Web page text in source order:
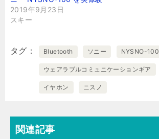
2019年9月23日
スキー
タグ Bluetooth ソニー NYSNO-100
ウェアラブルコミュニケーションギア
イヤホン ニスノ
関連記事